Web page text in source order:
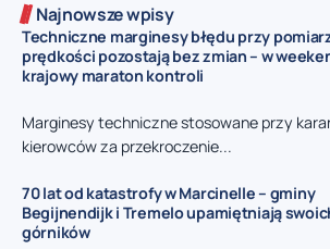
Najnowsze wpisy
Techniczne marginesy błędu przy
prędkości pozostają bez zmian – w
krajowy maraton kontroli
Marginesy techniczne stosowane przy
kierowców za przekroczenie...
70 lat od katastrofy w Marcinelle – gminy
Begijnendijk i Tremelo upamiętniają
górników